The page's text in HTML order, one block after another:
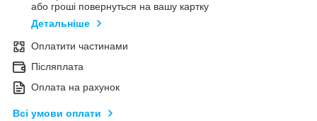
або гроші повернуться на вашу картку
Детальніше
Оплатити частинами
Післяплата
Оплата на рахунок
Всі умови оплати